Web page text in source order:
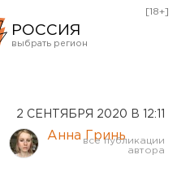
РОССИЯ
Курган
Оренбург
[18+]
2 СЕНТЯБРЯ 2020 В 12:11
Анна Гринь